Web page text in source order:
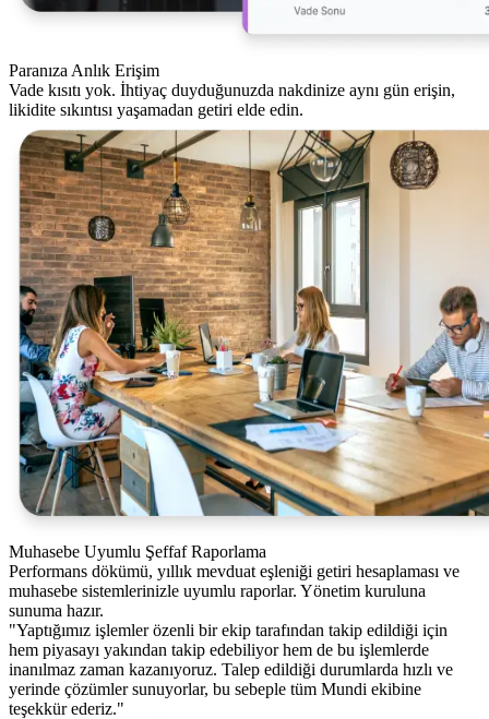
Paranıza Anlık Erişim
Vade kısıtı yok. İhtiyaç duyduğunuzda nakdinize aynı gün erişin,
likidite sıkıntısı yaşamadan getiri elde edin.
Muhasebe Uyumlu Şeffaf Raporlama
Performans dökümü, yıllık mevduat eşleniği getiri hesaplaması ve
muhasebe sistemlerinizle uyumlu raporlar. Yönetim kuruluna
sunuma hazır.
"Yaptığımız işlemler özenli bir ekip tarafından takip edildiği için
hem piyasayı yakından takip edebiliyor hem de bu işlemlerde
inanılmaz zaman kazanıyoruz. Talep edildiği durumlarda hızlı ve
yerinde çözümler sunuyorlar, bu sebeple tüm Mundi ekibine
teşekkür ederiz."